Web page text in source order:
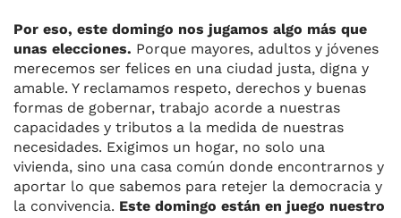
Por eso, este domingo nos jugamos algo más que
unas elecciones. Porque mayores, adultos y jóvenes
merecemos ser felices en una ciudad justa, digna y
amable. Y reclamamos respeto, derechos y buenas
formas de gobernar, trabajo acorde a nuestras
capacidades y tributos a la medida de nuestras
necesidades. Exigimos un hogar, no solo una
vivienda, sino una casa común donde encontrarnos y
aportar lo que sabemos para retejer la democracia y
la convivencia. Este domingo están en juego nuestro